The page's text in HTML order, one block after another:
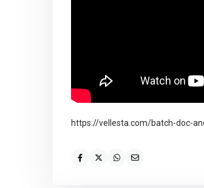
https://vellesta.com/batch-doc-